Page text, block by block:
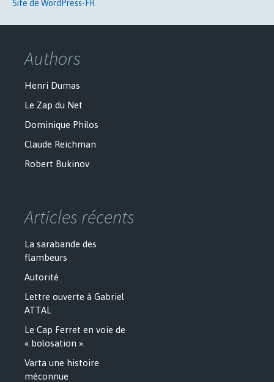
Site de WordPress-FR
Authors
Henri Dumas
Le Zap du Net
Dominique Philos
Claude Reichman
Robert Bukinov
Articles récents
La sarabande des
flambeurs
Autorité
Lettre ouverte à Gabriel
ATTAL
Le Cap Ferret en voie de
« bolosation ».
Varta une histoire
méconnue